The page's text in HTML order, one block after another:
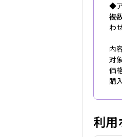
◆
複
わ
内
対
価
購
利用